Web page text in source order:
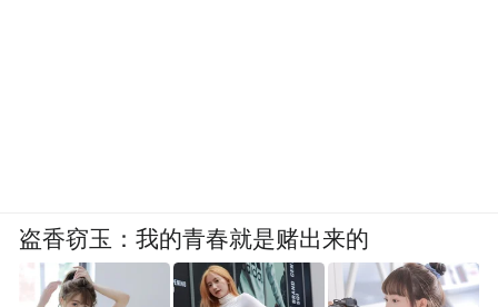
盗香窃玉：我的青春就是赌出来的